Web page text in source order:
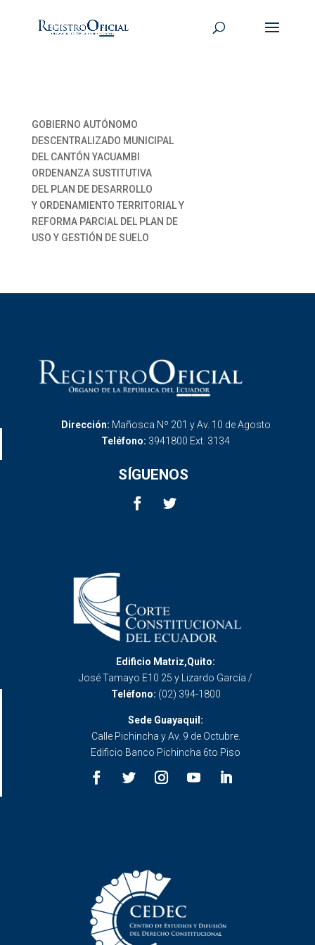
GOBIERNO AUTÓNOMO
DESCENTRALIZADO MUNICIPAL
DEL CANTÓN YACUAMBI
ORDENANZA SUSTITUTIVA
DEL PLAN DE DESARROLLO
Y ORDENAMIENTO TERRITORIAL Y
REFORMA PARCIAL DEL PLAN DE
USO Y GESTIÓN DE SUELO
Dirección: Mañosca Nº 201 y Av. 10 de Agosto
Teléfono: 3941800 Ext. 3134
SÍGUENOS
Edificio Matriz,Quito:
José Tamayo E10 25 y Lizardo García /
Teléfono: (02) 394-1800
Sede Guayaquil:
Calle Pichincha y Av. 9 de Octubre.
Edificio Banco Pichincha 6to Piso